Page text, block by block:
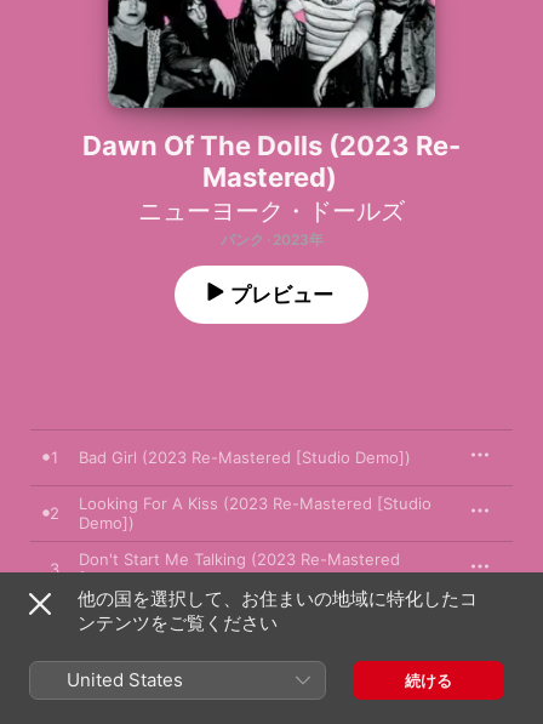
Dawn Of The Dolls (2023 Re-
Mastered)
ニューヨーク・ドールズ
パンク · 2023年
プレビュー
1 Bad Girl (2023 Re-Mastered [Studio Demo])
2
Looking For A Kiss (2023 Re-Mastered [Studio
Demo])
3
Don't Start Me Talking (2023 Re-Mastered
[Studio Demo])
Don't Mess With Cupid (2023 Re-Mastered
[Studio Demo])
Human Being (2023 Re-Mastered [Studio
Demo])
他の国を選択して、お住まいの地域に特化したコ
ンテンツをご覧ください
United States 続ける